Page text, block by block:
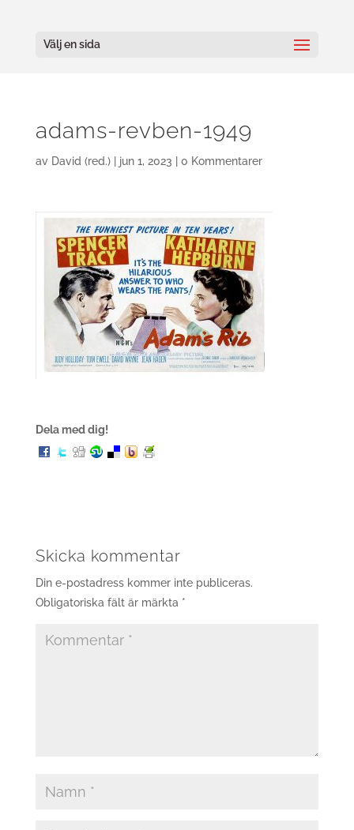
Välj en sida
adams-revben-1949
av David (red.)| jun 1, 2023 0 Kommentarer
Dela med dig!
Skicka kommentar
Din e-postadress kommer inte publiceras.
Obligatoriska fält är märkta *